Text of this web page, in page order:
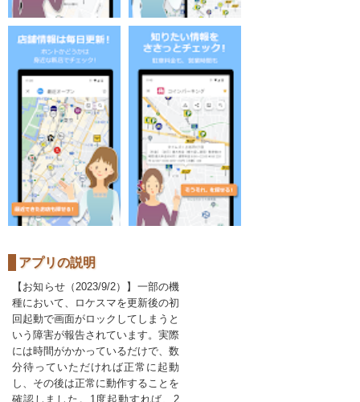
アプリの説明
【お知らせ（2023/9/2）】一部の機
種において、ロケスマを更新後の初
回起動で画面がロックしてしまうと
いう障害が報告されています。実際
には時間がかかっているだけで、数
分待っていただければ正常に起動
し、その後は正常に動作することを
確認しました。1度起動すれば、2